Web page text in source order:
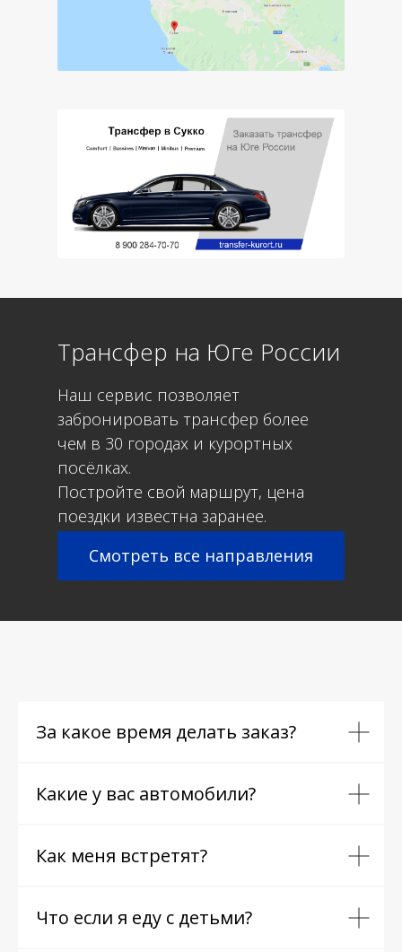
Трансфер на Юге России
Наш сервис позволяет
забронировать трансфер более
чем в 30 городах и курортных
посёлках.
Постройте свой маршрут, цена
поездки известна заранее.
Смотреть все направления
За какое время делать заказ?
Какие у вас автомобили?
Как меня встретят?
Что если я еду с детьми?